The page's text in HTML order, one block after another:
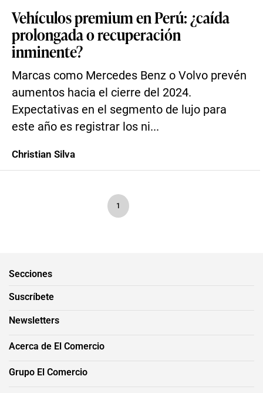
Vehículos premium en Perú: ¿caída
prolongada o recuperación
inminente?
Marcas como Mercedes Benz o Volvo prevén
aumentos hacia el cierre del 2024.
Expectativas en el segmento de lujo para
este año es registrar los ni...
Christian Silva
1
Secciones
Suscríbete
Newsletters
Acerca de El Comercio
Grupo El Comercio